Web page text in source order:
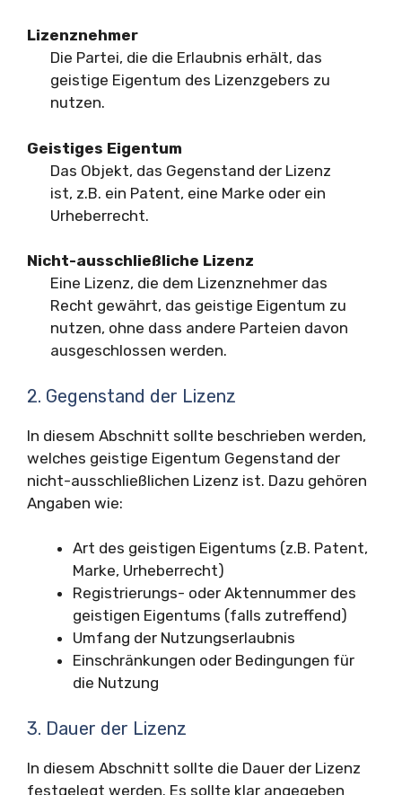
Lizenznehmer
Die Partei, die die Erlaubnis erhält, das
geistige Eigentum des Lizenzgebers zu
nutzen.
Geistiges Eigentum
Das Objekt, das Gegenstand der Lizenz
ist, z.B. ein Patent, eine Marke oder ein
Urheberrecht.
Nicht-ausschließliche Lizenz
Eine Lizenz, die dem Lizenznehmer das
Recht gewährt, das geistige Eigentum zu
nutzen, ohne dass andere Parteien davon
ausgeschlossen werden.
2. Gegenstand der Lizenz
In diesem Abschnitt sollte beschrieben werden,
welches geistige Eigentum Gegenstand der
nicht-ausschließlichen Lizenz ist. Dazu gehören
Angaben wie:
Art des geistigen Eigentums (z.B. Patent,
Marke, Urheberrecht)
Registrierungs- oder Aktennummer des
geistigen Eigentums (falls zutreffend)
Umfang der Nutzungserlaubnis
Einschränkungen oder Bedingungen für
die Nutzung
3. Dauer der Lizenz
In diesem Abschnitt sollte die Dauer der Lizenz
festgelegt werden. Es sollte klar angegeben